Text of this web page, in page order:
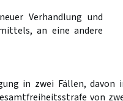
Verhandlung und
an eine andere
in zwei Fällen, davon
von